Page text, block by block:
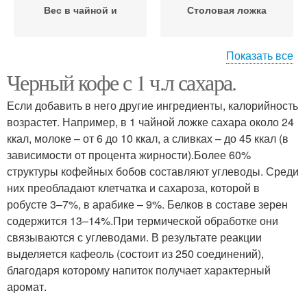
Вес в чайной и Столовая ложка
Сахара в столовой
ложке
Сахара в ложке
Сахара в чайной ложке
Песок в столовой
ложке
Грамм в столовой
ложке
Продукты в столовой
ложке
Показать все
Черный кофе с 1 ч.л сахара.
Если добавить в него другие ингредиенты, калорийность
возрастет. Например, в 1 чайной ложке сахара около 24
ккал, молоке – от 6 до 10 ккал, а сливках – до 45 ккал (в
зависимости от процента жирности).Более 60%
структуры кофейных бобов составляют углеводы. Среди
них преобладают клетчатка и сахароза, которой в
робусте 3–7%, в арабике – 9%. Белков в составе зерен
содержится 13–14%.При термической обработке они
связываются с углеводами. В результате реакции
выделяется кафеоль (состоит из 250 соединений),
благодаря которому напиток получает характерный
аромат.